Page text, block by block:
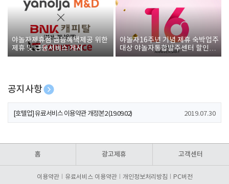
야놀자제휴점 금융혜택제공 위한
제휴 및 금융서비스 게시
야놀자16주년 기념 제휴 숙박업주
대상 야놀자통합발주센터 할인쿠
폰 증정
공지사항
[호텔업] 개인정보 처리방침 개정본1 (19.09.02)
[호텔업] 유료서비스 이용약관 개정본2 (19.09.02) 2019.07.30
홈 광고제휴 고객센터
이용약관 유료서비스 이용약관 개인정보처리방침 PC버전